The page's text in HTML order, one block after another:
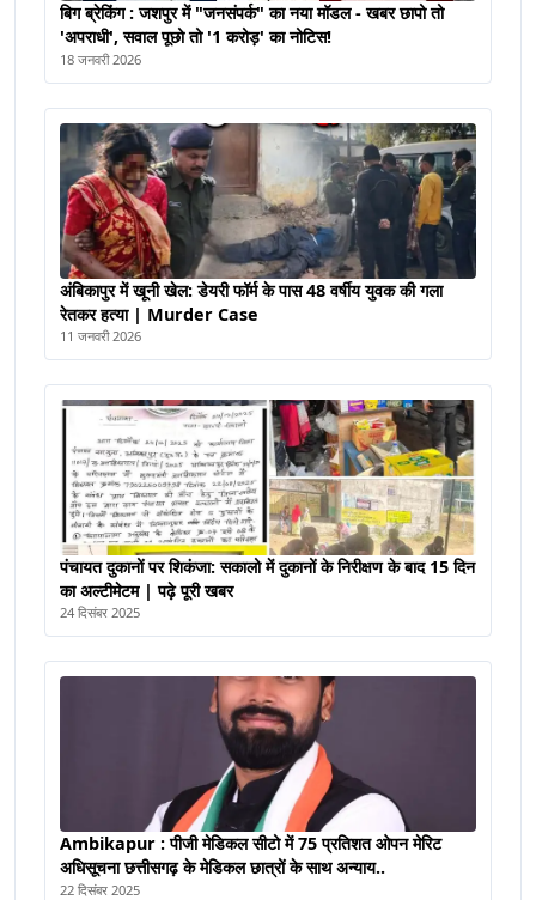
बिग ब्रेकिंग : जशपुर में "जनसंपर्क" का नया मॉडल - खबर छापो तो
'अपराधी', सवाल पूछो तो '1 करोड़' का नोटिस!
18 जनवरी 2026
अंबिकापुर में खूनी खेल: डेयरी फॉर्म के पास 48 वर्षीय युवक की गला
रेतकर हत्या | Murder Case
11 जनवरी 2026
पंचायत दुकानों पर शिकंजा: सकालो में दुकानों के निरीक्षण के बाद 15 दिन
का अल्टीमेटम | पढ़े पूरी खबर
24 दिसंबर 2025
Ambikapur : पीजी मेडिकल सीटो में 75 प्रतिशत ओपन मेरिट
अधिसूचना छत्तीसगढ़ के मेडिकल छात्रों के साथ अन्याय..
22 दिसंबर 2025